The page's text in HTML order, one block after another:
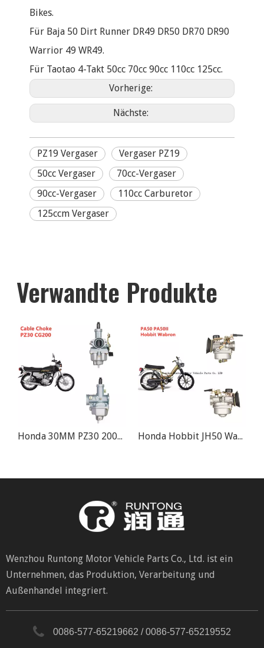
Bikes.
Für Baja 50 Dirt Runner DR49 DR50 DR70 DR90
Warrior 49 WR49.
Für Taotao 4-Takt 50cc 70cc 90cc 110cc 125cc.
Vorherige:
Nächste:
PZ19 Vergaser
Vergaser PZ19
50cc Vergaser
70cc-Vergaser
90cc-Vergaser
110cc Carburetor
125ccm Vergaser
Verwandte Produkte
Honda 30MM PZ30 200cc 250cc Motorrad Kabelvergaser Honda Hobbit JH50 Wabron Scooter Moped Vergaser
Wenzhou Runtong Motor Vehicle Parts Co., Ltd. ist ein
Unternehmen, das Produktion, Verarbeitung und
Außenhandel integriert.
0086-577-65219662 / 0086-577-65219552